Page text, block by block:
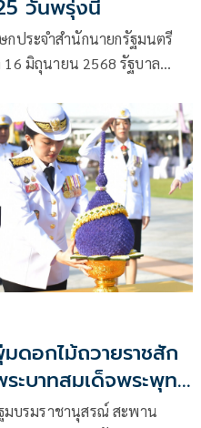
วันพรุ่งนี้
ประจำสำนักนายกรัฐมนตรี
มิถุนายน 2568 รัฐบาล
งโอปอล์ Miss World
ดอกไม้ถวายราชสัก
ะบาทสมเด็จพระพุทธ
ราช
มบรมราชานุสรณ์ สะพาน